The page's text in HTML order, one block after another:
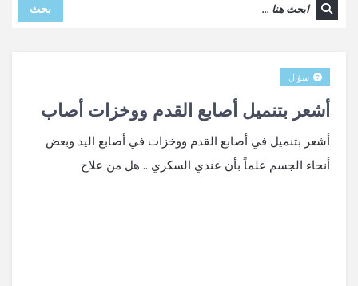
بحث
أشعر بتنميل أصابع القدم ووخزات أصاب
سؤال
أشعر بتنميل في أصابع القدم ووخزات في أصابع اليد وبعض
أنحاء الجسم علماً بأن عندي السكري .. هل من علاج